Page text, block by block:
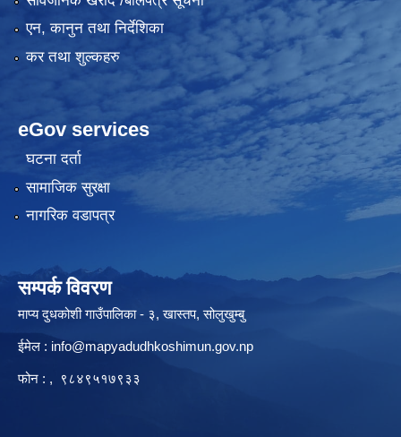
एन, कानुन तथा निर्देशिका
कर तथा शुल्कहरु
eGov services
घटना दर्ता
सामाजिक सुरक्षा
नागरिक वडापत्र
सम्पर्क विवरण
माप्य दुधकोशी गाउँपालिका - ३, खास्तप, सोलुखुम्बु
ईमेल : info@mapyadudhkoshimun.gov.np
फोन : , ९८४९५१७९३३